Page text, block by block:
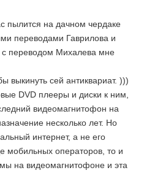
пылится на дачном чердаке
переводами Гаврилова и
переводом Михалева мне
выкинуть сей антиквариат. )))
DVD плееры и диски к ним,
видеомагнитофон на
несколько лет. Но
интернет, а не его
мобильных операторов, то и
на видеомагнитофоне и эта